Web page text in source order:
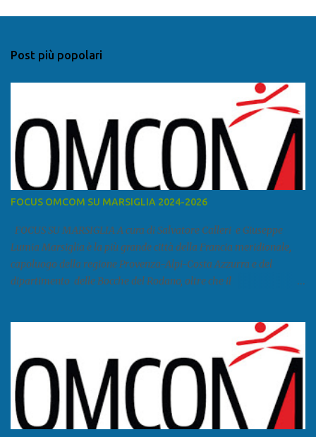
i
Post più popolari
FOCUS OMCOM SU MARSIGLIA 2024-2026
FOCUS SU MARSIGLIA A cura di Salvatore Calleri e Giuseppe
Lumia Marsiglia è la più grande città della Francia meridionale,
capoluogo della regione Provenza-Alpi-Costa Azzurra e del
dipartimento delle Bocche del Rodano, oltre che il
come area metropolitana. Studiare quanto succede a Marsiglia è
molto importante per la geopolitica narcomafiosa perché
Marsiglia ha il porto in asse con la Corsica, Genova, Livorno e
Napoli e le banlieu gemellate con le periferie milanesi. Secondo il
rapporto della DCSA è uno dei principali scali del narcotraffico dal
sudamerica, in particolare Ecuador e Cile. Marsiglia è una città
multietnica, con un 40 per cento di islamici e nonostante questo e